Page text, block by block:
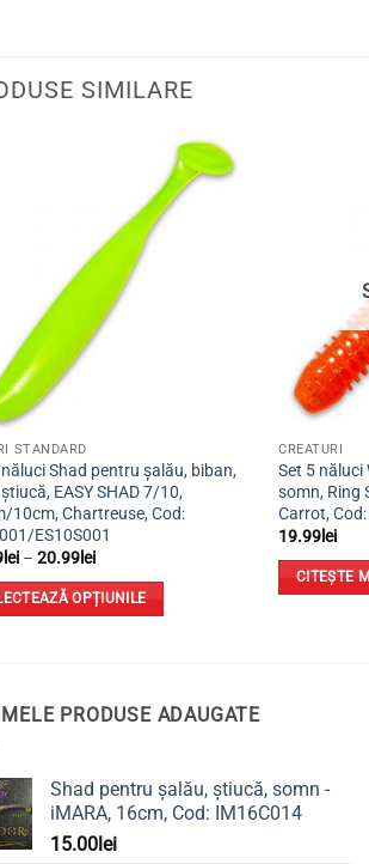
SIMILARE
STANDARD
Shad pentru șalău, biban,
EASY SHAD 7/10,
10cm, Chartreuse, Cod:
ES10S001
lei – 20.99leiInterval
prețuri:
18.99lei
OPȚIUNILE
CREATURI
Set 5 năluci
somn, Ring
Carrot,
19.99lei
CITEȘTE
PRODUSE ADAUGATE
Shad pentru șalău, știucă, somn -
iMARA, 16cm, Cod: IM16C014
15.00lei